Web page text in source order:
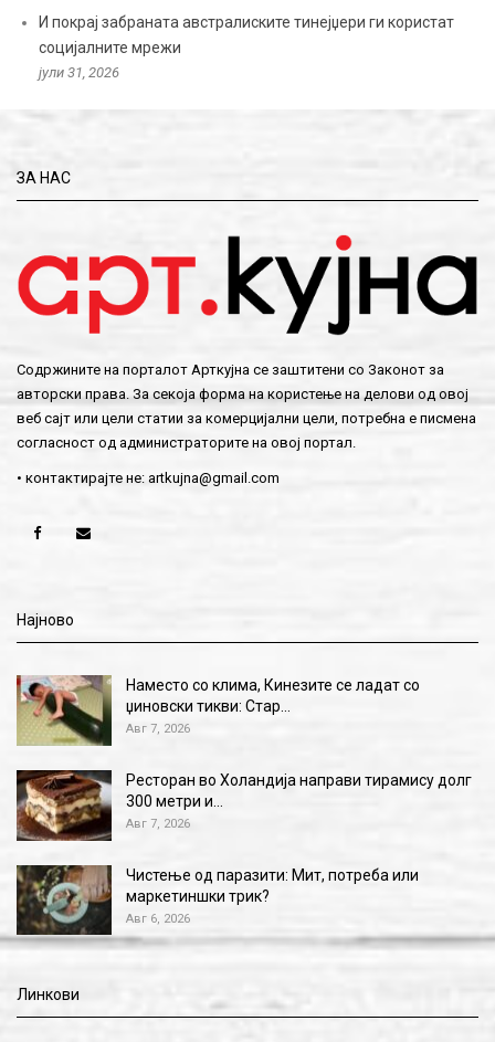
И покрај забраната австралиските тинејџери ги користат
социјалните мрежи
јули 31, 2026
ЗА НАС
Содржините на порталот Арткујна се заштитени со Законот за
авторски права. За секоја форма на користење на делови од овој
веб сајт или цели статии за комерцијални цели, потребна е писмена
согласност од администраторите на овој портал.
• контактирајте не: artkujna@gmail.com
Најново
Наместо со клима, Кинезите се ладат со
џиновски тикви: Стар…
Авг 7, 2026
Ресторан во Холандија направи тирамису долг
300 метри и…
Авг 7, 2026
Чистење од паразити: Мит, потреба или
маркетиншки трик?
Авг 6, 2026
Линкови